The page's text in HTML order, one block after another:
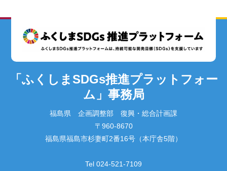
「ふくしまSDGs推進プラットフォー
ム」事務局
福島県 企画調整部 復興・総合計画課
〒960-8670
福島県福島市杉妻町2番16号（本庁舎5階）
Tel 024-521-7109